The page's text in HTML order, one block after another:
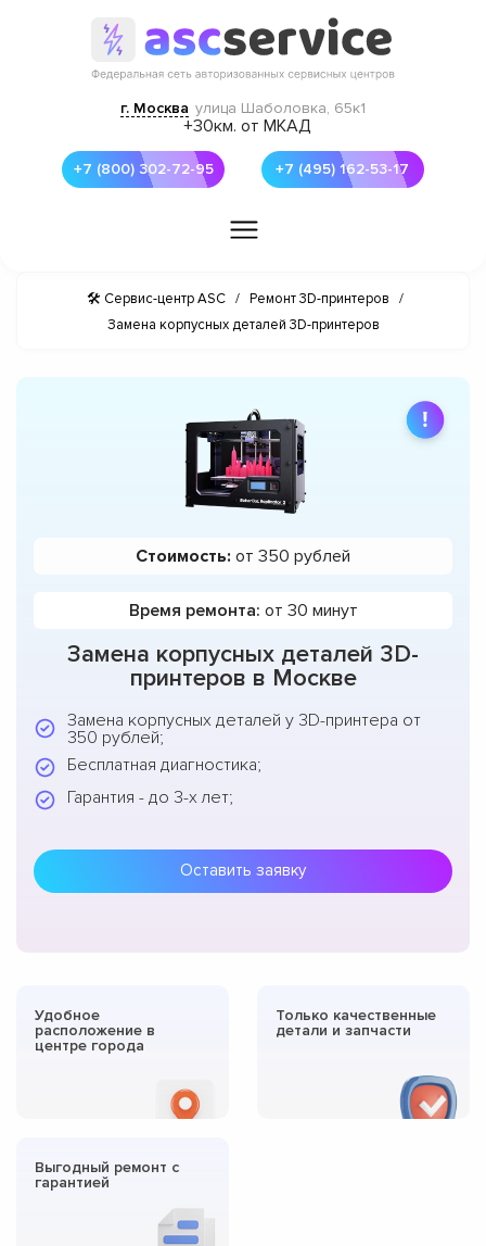
г. Москва улица Шаболовка, 65к1
+30км. от МКАД
+7 (800) 302-72-95 +7 (495) 162-53-17
🛠 Сервис-центр ASC / Ремонт 3D-принтеров
/
Замена корпусных деталей 3D-принтеров
Замена корпусных деталей 3D-
принтеров в Москве
Замена корпусных деталей у 3D-принтера от
350 рублей;
Бесплатная диагностика;
Гарантия - до 3-х лет;
Оставить заявку
Стоимость: от 350 рублей
Время ремонта: от 30 минут
Удобное
расположение в
центре города
Только качественные
детали и запчасти
Выгодный ремонт с
гарантией